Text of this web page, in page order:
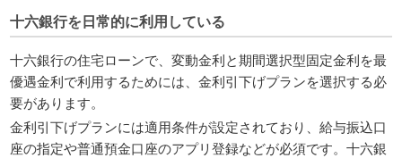
十六銀行を日常的に利用している
十六銀行の住宅ローンで、変動金利と期間選択型固定金利を最
優遇金利で利用するためには、金利引下げプランを選択する必
要があります。
金利引下げプランには適用条件が設定されており、給与振込口
座の指定や普通預金口座のアプリ登録などが必須です。十六銀